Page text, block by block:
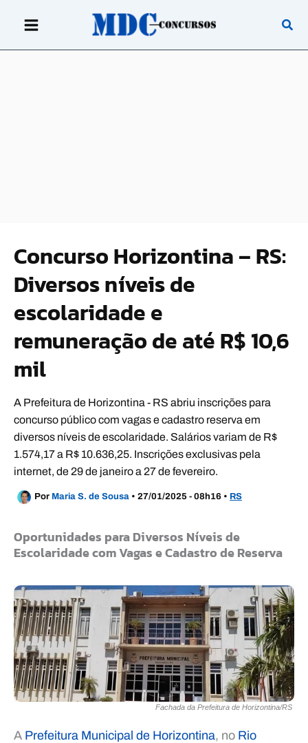
Concurso Horizontina – RS:
Diversos níveis de
escolaridade e
remuneração de até R$ 10,6
mil
A Prefeitura de Horizontina - RS abriu inscrições para
concurso público com vagas e cadastro reserva em
diversos níveis de escolaridade. Salários variam de R$
1.574,17 a R$ 10.636,25. Inscrições exclusivas pela
internet, de 29 de janeiro a 27 de fevereiro.
Por Maria S. de Sousa • 27/01/2025 - 08h16 • RS
Oportunidades para Diversos Níveis de
Escolaridade com Vagas e Cadastro de Reserva
Fachada da Prefeitura de Horizontina/RS
A Prefeitura Municipal de Horizontina, no Rio